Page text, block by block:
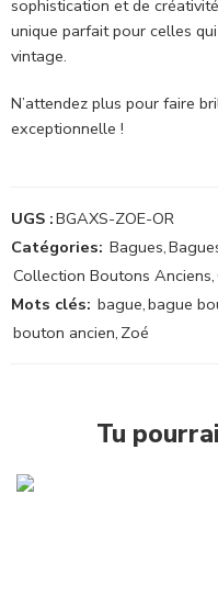
sophistication et de
unique parfait pour celles
vintage.
N’attendez plus pour faire
exceptionnelle !
UGS :BGAXS-ZOE-OR
Catégories: Bagues,
Collection Boutons Anciens,
Mots clés: bague,bague
bouton ancien, Zoé
Tu